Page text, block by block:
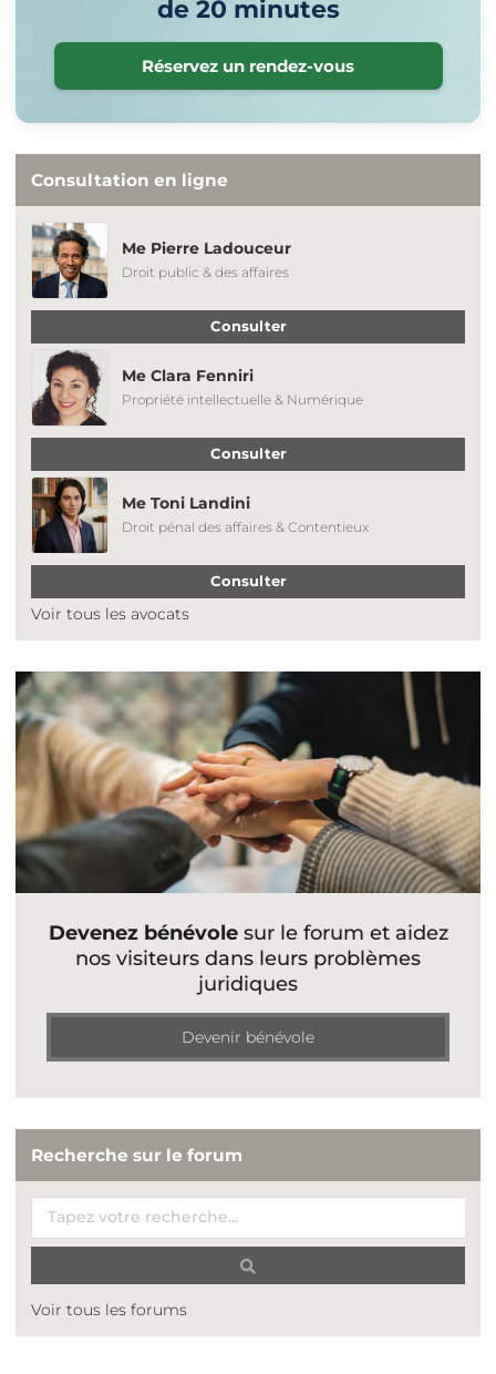
de 20 minutes
Réservez un rendez-vous
Consultation en ligne
Me Pierre Ladouceur
Droit public & des affaires
Consulter
Me Clara Fenniri
Propriété intellectuelle & Numérique
Consulter
Me Toni Landini
Droit pénal des affaires & Contentieux
Consulter
Voir tous les avocats
Devenez bénévolesur le forum et aidez
nos visiteurs dans leurs problèmes
juridiques
Devenir bénévole
Recherche sur le forum
Voir tous les forums